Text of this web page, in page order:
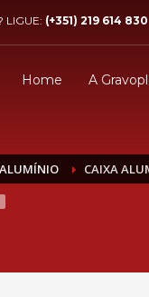
LIGUE: (+351) 219 614 830
Home A
ALUMÍNIO CAIXA